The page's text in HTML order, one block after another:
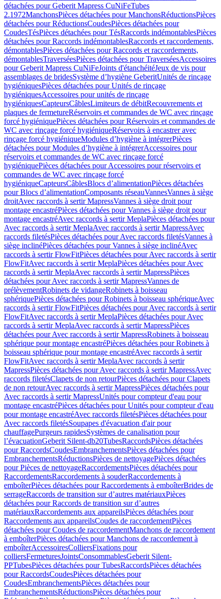
détachées pour Geberit Mapress CuNiFeTubes
2.1972ManchonsPièces détachées pour ManchonsRéductionsPièces
détachées pour RéductionsCoudesPièces détachées pour
CoudesTésPièces détachées pour TésRaccords indémontablesPièces
détachées pour Raccords indémontablesRaccords et raccordements,
démontablesPièces détachées pour Raccords et raccordements,
démontablesTraverséesPièces détachées pour TraverséesAccessoires
pour Geberit Mapress CuNiFeJoints d'étanchéitéJeux de vis pour
assemblages de bridesSystème d’hygiène GeberitUnités de rinçage
hygiéniquesPièces détachées pour Unités de rinçage
hygiéniquesAccessoires pour unités de rinçage
hygiéniquesCapteursCâblesLimiteurs de débitRecouvrements et
plaques de fermetureRéservoirs et commandes de WC avec rinçage
forcé hygiéniquePièces détachées pour Réservoirs et commandes de
WC avec rinçage forcé hygiéniqueRéservoirs à encastrer avec
rinçage forcé hygiéniqueModules d’hygiène à intégrerPièces
détachées pour Modules d’hygiène à intégrerAccessoires pour
réservoirs et commandes de WC avec rinçage forcé
hygiéniquePièces détachées pour Accessoires pour réservoirs et
commandes de WC avec rinçage forcé
hygiéniqueCapteursCâblesBlocs d’alimentationPièces détachées
pour Blocs d’alimentationComposants réseauVannesVannes à siège
droitAvec raccords à sertir MapressVannes à siège droit pour
montage encastréPièces détachées pour Vannes à siège droit pour
montage encastréAvec raccords à sertir MeplaPièces détachées pour
Avec raccords à sertir MeplaAvec raccords à sertir MapressAvec
raccords filetésPièces détachées pour Avec raccords filetésVannes à
siège inclinéPièces détachées pour Vannes à siège inclinéAvec
raccords à sertir FlowFitPièces détachées pour Avec raccords à sertir
FlowFitAvec raccords à sertir MeplaPièces détachées pour Avec
raccords à sertir MeplaAvec raccords à sertir MapressPièces
détachées pour Avec raccords à sertir MapressVannes de
prélèvementRobinets de vidangeRobinets à boisseau
sphériquePièces détachées pour Robinets à boisseau sphériqueAvec
raccords à sertir FlowFitPièces détachées pour Avec raccords à sertir
FlowFitAvec raccords à sertir MeplaPièces détachées pour Avec
raccords à sertir MeplaAvec raccords à sertir MapressPièces
détachées pour Avec raccords à sertir MapressRobinets à boisseau
sphérique pour montage encastréPièces détachées pour Robinets à
boisseau sphérique pour montage encastréAvec raccords à sertir
FlowFitAvec raccords à sertir MeplaAvec raccords à sertir
MapressPièces détachées pour Avec raccords à sertir MapressAvec
raccords filetésClapets de non retourPièces détachées pour Clapets
de non retourAvec raccords à sertir MapressPièces détachées pour
Avec raccords à sertir MapressUnités pour compteur d'eau pour
montage encastréPièces détachées pour Unités pour compteur d'eau
pour montage encastréAvec raccords filetésPièces détachées pour
Avec raccords filetésSoupapes d'évacuation d'air pour
chauffagePurgeurs rapidesSystèmes de canalisation pour
l’évacuationGeberit Silent-db20TubesRaccordsPièces détachées
pour RaccordsCoudesEmbranchementsPièces détachées pour
EmbranchementsRéductionsPièces de nettoyagePièces détachées
pour Pièces de nettoyageRaccordementsPièces détachées pour
RaccordementsRaccordements à souderRaccordements à
emboîterPièces détachées pour Raccordements à emboîterBrides de
serrageRaccords de transition sur d’autres matériauxPièces
détachées pour Raccords de transition sur d’autres
matériauxRaccordements aux appareilsPièces détachées pour
Raccordements aux appareilsCoudes de raccordementPièces
détachées pour Coudes de raccordementManchons de raccordement
à emboîterPièces détachées pour Manchons de raccordement à
emboîterAccessoiresColliersFixations pour
colliersFermeturesJointsConsommablesGeberit Silent-
PPTubesPièces détachées pour TubesRaccordsPièces détachées
pour RaccordsCoudesPièces détachées pour
CoudesEmbranchementsPièces détachées pour
EmbranchementsRéductionsPièces détachées pour